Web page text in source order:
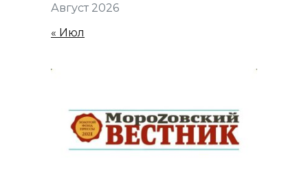
Август 2026
« Июл